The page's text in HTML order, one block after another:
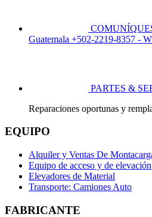
Guatemala +502-2219-8357 -
PARTES &
Reparaciones oportunas y
EQUIPO
Alquiler y Ventas De
Equipo de acceso y de elevación
Elevadores de Material
Transporte: Camiones Auto
FABRICANTE